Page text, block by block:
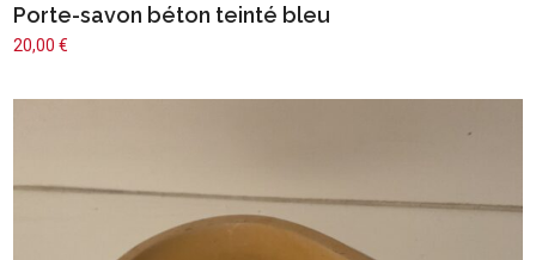
Porte-savon béton teinté bleu
20,00€